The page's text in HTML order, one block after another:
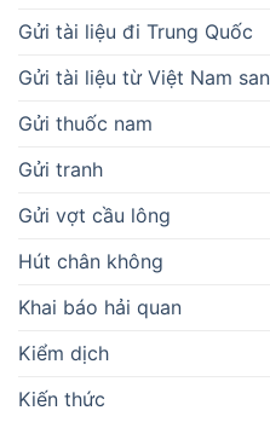
Gửi tài liệu đi Trung Quốc
Gửi tài liệu từ Việt Nam
Gửi thuốc nam
Gửi tranh
Gửi vợt cầu lông
Hút chân không
Khai báo hải quan
Kiểm dịch
Kiến thức